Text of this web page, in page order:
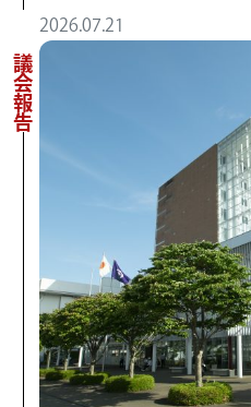
2026.07.21
議会報告